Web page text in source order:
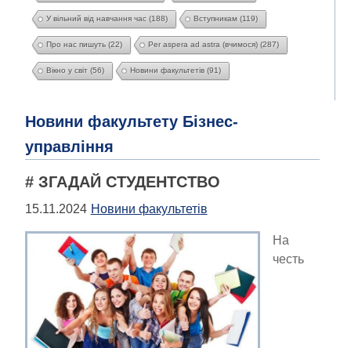
У вільний від навчання час (188) Вступникам (119)
Про нас пишуть (22) Per aspera ad astra (вчимося) (287)
Вікно у світ (56) Новини факультетів (91)
Новини факультету Бізнес-
управління
# ЗГАДАЙ СТУДЕНТСТВО
15.11.2024 Новини факультетів
На
честь